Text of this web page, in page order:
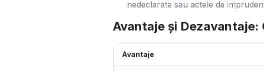
nedeclarate sau actele de
Avantaje și Dezavantaje:
Avantaje